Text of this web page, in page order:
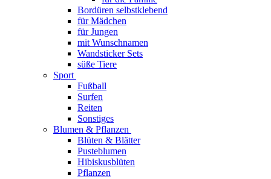
Bordüren selbstklebend
für Mädchen
für Jungen
mit Wunschnamen
Wandsticker Sets
süße Tiere
Sport
Fußball
Surfen
Reiten
Sonstiges
Blumen & Pflanzen
Blüten & Blätter
Pusteblumen
Hibiskusblüten
Pflanzen